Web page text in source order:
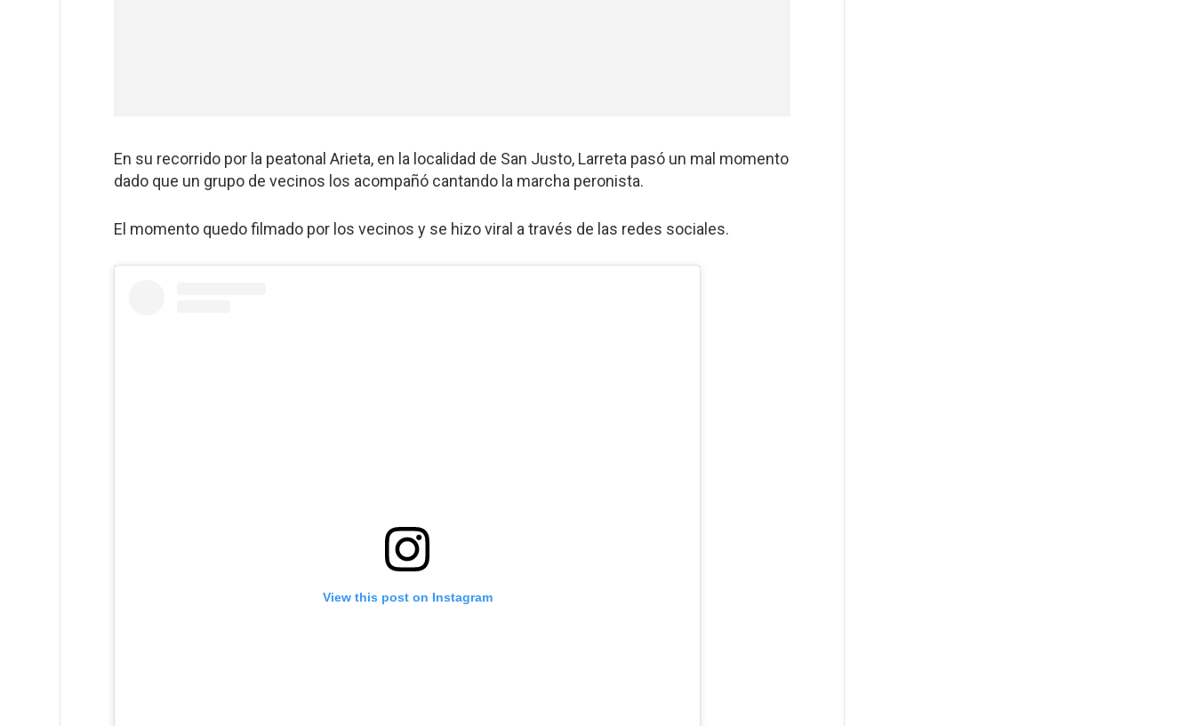
En su recorrido por la peatonal Arieta, en la localidad de San Justo, Larreta pasó un mal momento
dado que un grupo de vecinos los acompañó cantando la marcha peronista.
El momento quedo filmado por los vecinos y se hizo viral a través de las redes sociales.
View this post on Instagram